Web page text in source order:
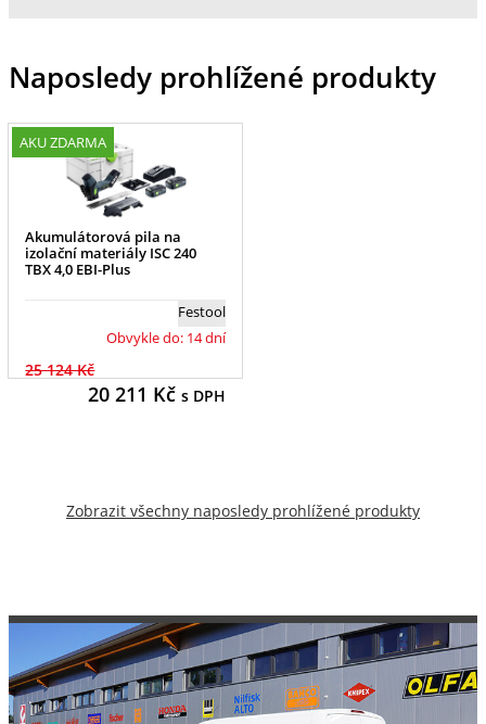
Naposledy prohlížené produkty
AKU ZDARMA
Akumulátorová pila na
izolační materiály ISC 240
TBX 4,0 EBI-Plus
Festool
Obvykle do: 14 dní
25 124 Kč
20 211 Kč s DPH
Zobrazit všechny naposledy prohlížené produkty